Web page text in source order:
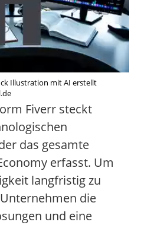
Illustration mit AI erstellt
Fiverr steckt
das gesamte
erfasst. Um
langfristig zu
die
und eine